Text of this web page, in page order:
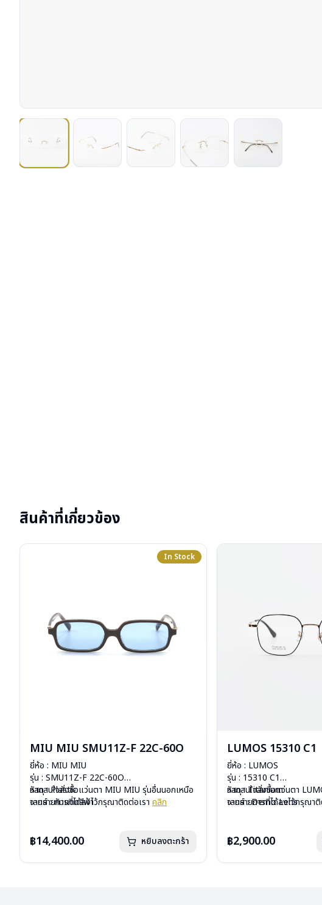
สินค้าที่เกี่ยวข้อง
In Stock
MIU MIU SMU11Z-F 22C-60O
ยี่ห้อ : MIU MIU
รุ่น : SMU11Z-F 22C-60O
วัสดุ : Plastic
เลนส์ : กันแดดสีฟ้า
อุปกรณ์ : กล่องแว่น , ผ้าเช็ดแว่น
หากสนใจสั่งชื้อแว่นตา MIU MIU รุ่นอื่นนอกเหนือ
จากรายการที่ได้ลงไว้กรุณาติดต่อเรา คลิก
฿14,400.00 หยิบลงตะกร้า
LUMOS 15310 C1
ยี่ห้อ : LUMOS
รุ่น : 15310 C1
วัสดุ : Titanium
เลนส์ : Demo Lens
อุปกรณ์ : กล่องแว่น , ผ้าเช็
หากสนใจสั่งชื้อแว่นตา
จากรายการที่ได้ลงไว้กรุณา
฿2,900.00